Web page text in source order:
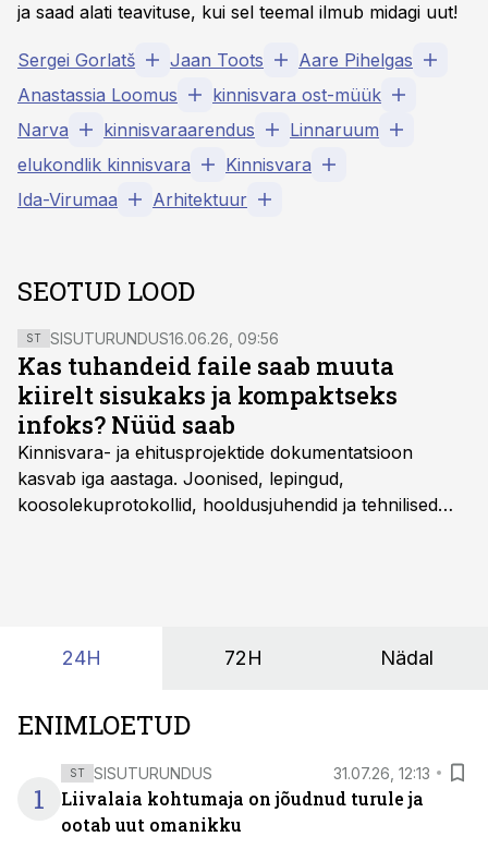
ja saad alati teavituse, kui sel teemal ilmub midagi uut!
Sergei Gorlatš Jaan Toots
Aare Pihelgas
Anastassia Loomus
kinnisvara ost-müük
Narva
kinnisvaraarendus
Linnaruum
elukondlik kinnisvara
Kinnisvara
Ida-Virumaa
Arhitektuur
SEOTUD LOOD
ST SISUTURUNDUS16.06.26, 09:56
Kas tuhandeid faile saab muuta
kiirelt sisukaks ja kompaktseks
infoks? Nüüd saab
Kinnisvara- ja ehitusprojektide dokumentatsioon
kasvab iga aastaga. Joonised, lepingud,
koosolekuprotokollid, hooldusjuhendid ja tehnilised
24H 72H Nädal
ENIMLOETUD
1
ST SISUTURUNDUS 31.07.26, 12:13
Liivalaia kohtumaja on jõudnud turule ja
ootab uut omanikku